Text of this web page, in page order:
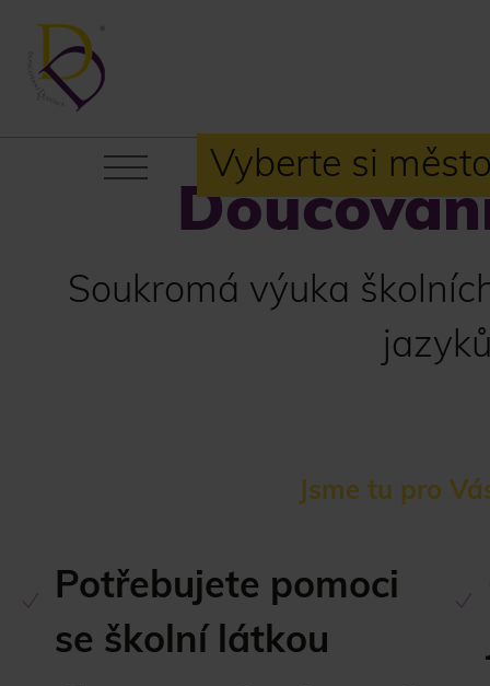
Vyberte si
Soukromá výuka
Jsme tu pro
Potřebujete pomoci
se školní látkou